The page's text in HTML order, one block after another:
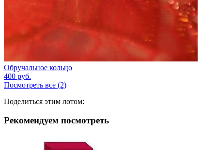
Обручальное кольцо
400 руб.
Посмотреть все (2)
Поделиться этим лотом:
Рекомендуем посмотреть